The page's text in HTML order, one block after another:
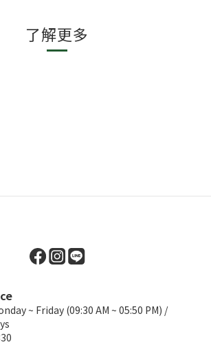
了解更多
~ Friday (09:30 AM ~ 05:50 PM) /